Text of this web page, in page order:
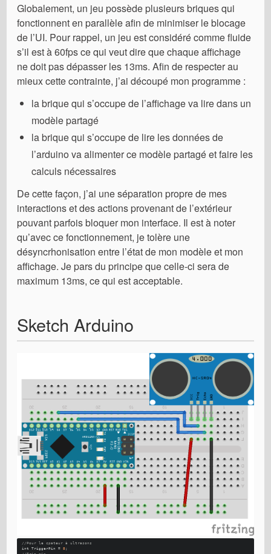
Globalement, un jeu possède plusieurs briques qui
fonctionnent en parallèle afin de minimiser le blocage
de l’UI. Pour rappel, un jeu est considéré comme fluide
s’il est à 60fps ce qui veut dire que chaque affichage
ne doit pas dépasser les 13ms. Afin de respecter au
mieux cette contrainte, j’ai découpé mon programme :
la brique qui s’occupe de l’affichage va lire dans un
modèle partagé
la brique qui s’occupe de lire les données de
l’arduino va alimenter ce modèle partagé et faire les
calculs nécessaires
De cette façon, j’ai une séparation propre de mes
interactions et des actions provenant de l’extérieur
pouvant parfois bloquer mon interface. Il est à noter
qu’avec ce fonctionnement, je tolère une
désyncrhonisation entre l’état de mon modèle et mon
affichage. Je pars du principe que celle-ci sera de
maximum 13ms, ce qui est acceptable.
Sketch Arduino
//Pour le cpateur à ultrasons
int
TriggerPin = 8;